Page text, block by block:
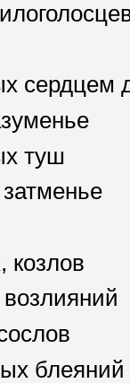
сердцем
туш
козлов
блеяний